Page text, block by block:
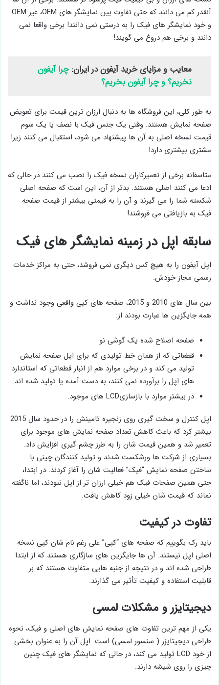
آنقدر کم می ‌دانند که حتی تفاوت بین نمایشگر های OEM، غیر OEM
و خود نمایشگر های فیک را به درستی نمی‌ دانند! برخی واقعا نمی
‌دانند و برخی هم دروغ می‌ گویند!
معایب و مزایای خرید آیفون در ایران:چرا آیفون
نخریم؟ و چرا آیفون بخریم؟
به طور کلی، این فروشگاه ‌ها به دنبال ارزان‌ ترین قیمت برای تعویض
صفحه ‌نمایش هستند. وقتی یک جنس فیک با نصف یا یک سوم
قیمت نسخه اصلی به آن ها پیشنهاد می ‌شود، استقبال می ‌کنند زیرا
مشتری بیشتری دارد!
متاسفانه برخی از تعمیرکاران نسخه فیک را نصب می‌ کنند در حالی که
ادعا می ‌کنند اصلی هستند. بدتر از آن، این است که صفحه اصلی
شکسته شما را می‌ گیرند و آن را به قیمتی بیشتر از قیمت صفحه
فیک به بازیافتی می ‌فروشند!
سابقه اپل در زمینه نمایشگر های فیک
اپل آیفون را به هیچ کس دیگری نمی‌ فروشد، حتی به مراکز خدمات
رسمی مجاز خودش.
بین سال ‌های 2010 و 2015، صفحه‌ های کپی واقعی وجود نداشت و
همه جایگزین ‌ها عبارت بودند از:
صفحه اصلاح شده یک گوشی نو
قطعاتی که از همان خط تولیدی که برای اپل صفحه ‌نمایش
تولید می ‌کند و در برخی موارد هم از انبار قطعاتی که استاندارد
های اپل را برآورده نمی ‌کنند، به دست آمده یا تولید شده ‌اند.
در بیشتر موارد با بازسازی‌LCD های موجود.
اپل کنترل و سخت‌ گیری ‌روی زنجیره تامینش را در حدود سال 2015
بیشتر کرد که باعث کاهش تعداد صفحه ‌نمایش های موجود برای
تعمیر شد و همین قیمت شان را به طرز چشم گیری افزایش داد.
بسیاری از شرکت‌ ها ورشکست شدند و تولید کنندگان چینی با
ساختن صفحه ‌نمایش “فیک” فعالیت شان را آغاز کردند. در ابتدا،
حتی همین صفحات فیک هم خیلی ارزان تر از اپل نبودند، اما ناگفته
نماند که قیمت شان خیلی زود کاهش یافت.
تفاوت در کیفیت
باید رک بگوییم که صفحه ‌های “کپی” علی‌ رغم نام شان کپی‌ نسخه
اصلی اپل نیستند. آن ها جایگزین ‌های سازگاری هستند که از ابتدا
طراحی شده ‌اند و در نتیجه از جنبه ‌هایی متفاوت هستند که بر
قابلیت استفاده و کیفیت تأثیر می‌ گذارند.
دیجیتایزر و مشکلات لمسی
یکی از مهم ‌ترین تفاوت ‌های صفحه‌ نمایش های اصلی و فیک، نحوه
طراحی دیجیتایزر ( سنسور لمسی) است. اپل آن را به عنوان بخشی
از خود LCD تولید می ‌کند، در حالی که نمایشگر های فیک چنین
چیزی را روی شیشه دارند.